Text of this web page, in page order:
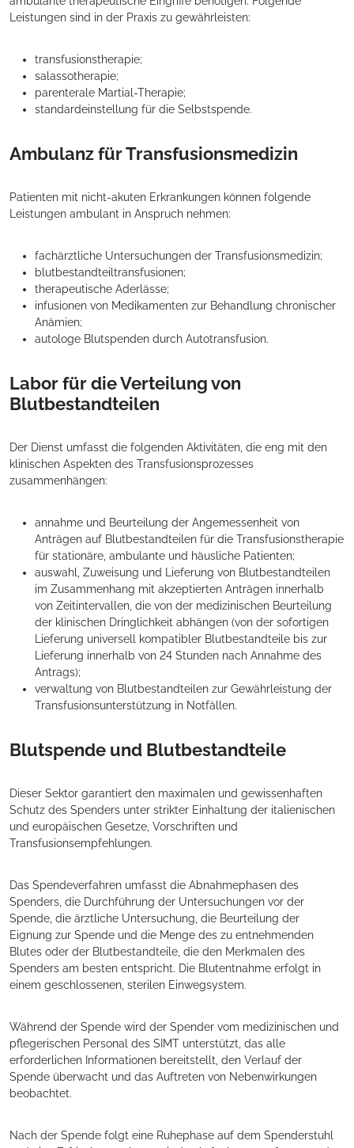
Leistungen sind in der Praxis zu gewährleisten:
transfusionstherapie;
salassotherapie;
parenterale Martial-Therapie;
standardeinstellung für die Selbstspende.
Ambulanz für Transfusionsmedizin
Patienten mit nicht-akuten Erkrankungen können folgende
Leistungen ambulant in Anspruch nehmen:
fachärztliche Untersuchungen der Transfusionsmedizin;
blutbestandteiltransfusionen;
therapeutische Aderlässe;
infusionen von Medikamenten zur Behandlung chronischer
Anämien;
autologe Blutspenden durch Autotransfusion.
Labor für die Verteilung von
Blutbestandteilen
Der Dienst umfasst die folgenden Aktivitäten, die eng mit den
klinischen Aspekten des Transfusionsprozesses
zusammenhängen:
annahme und Beurteilung der Angemessenheit von
Anträgen auf Blutbestandteilen für die Transfusionstherapie
für stationäre, ambulante und häusliche Patienten;
auswahl, Zuweisung und Lieferung von Blutbestandteilen
im Zusammenhang mit akzeptierten Anträgen innerhalb
von Zeitintervallen, die von der medizinischen Beurteilung
der klinischen Dringlichkeit abhängen (von der sofortigen
Lieferung universell kompatibler Blutbestandteile bis zur
Lieferung innerhalb von 24 Stunden nach Annahme des
Antrags);
verwaltung von Blutbestandteilen zur Gewährleistung der
Transfusionsunterstützung in Notfällen.
Blutspende und Blutbestandteile
Dieser Sektor garantiert den maximalen und gewissenhaften
Schutz des Spenders unter strikter Einhaltung der italienischen
und europäischen Gesetze, Vorschriften und
Transfusionsempfehlungen.
Das Spendeverfahren umfasst die Abnahmephasen des
Spenders, die Durchführung der Untersuchungen vor der
Spende, die ärztliche Untersuchung, die Beurteilung der
Eignung zur Spende und die Menge des zu entnehmenden
Blutes oder der Blutbestandteile, die den Merkmalen des
Spenders am besten entspricht. Die Blutentnahme erfolgt in
einem geschlossenen, sterilen Einwegsystem.
Während der Spende wird der Spender vom medizinischen und
pflegerischen Personal des SIMT unterstützt, das alle
erforderlichen Informationen bereitstellt, den Verlauf der
Spende überwacht und das Auftreten von Nebenwirkungen
beobachtet.
Nach der Spende folgt eine Ruhephase auf dem Spenderstuhl